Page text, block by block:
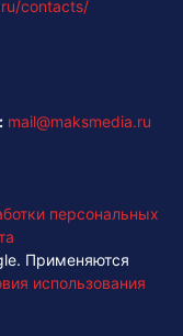
contacts/
mail@maksmedia.ru
персональных
Применяются
использования